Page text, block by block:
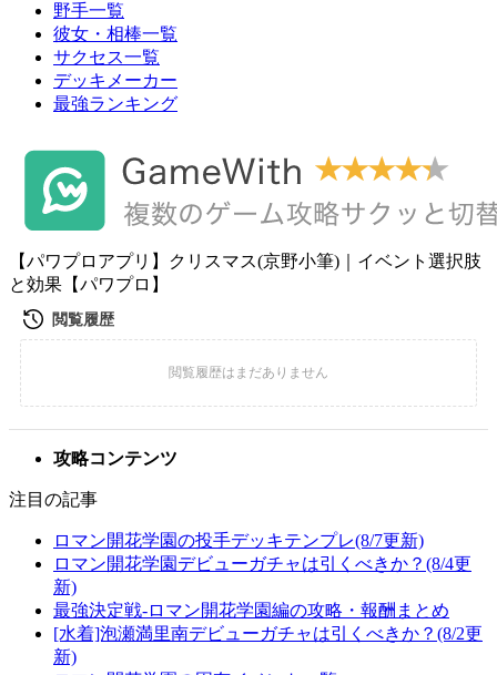
野手一覧
彼女・相棒一覧
サクセス一覧
デッキメーカー
最強ランキング
【パワプロアプリ】クリスマス(京野小筆)｜イベント選択肢
と効果【パワプロ】
攻略コンテンツ
注目の記事
ロマン開花学園の投手デッキテンプレ(8/7更新)
ロマン開花学園デビューガチャは引くべきか？(8/4更
新)
最強決定戦-ロマン開花学園編の攻略・報酬まとめ
[水着]泡瀬満里南デビューガチャは引くべきか？(8/2更
新)